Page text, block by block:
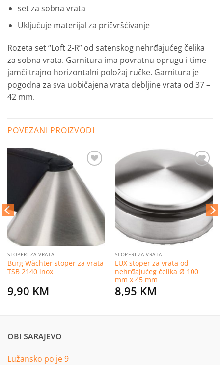
set za sobna vrata
Uključuje materijal za pričvršćivanje
Rozeta set “Loft 2-R” od satenskog nehrđajućeg čelika
za sobna vrata. Garnitura ima povratnu oprugu i time
jamči trajno horizontalni položaj ručke. Garnitura je
pogodna za sva uobičajena vrata debljine vrata od 37 –
42 mm.
POVEZANI PROIZVODI
listu
želja
STOPERI ZA VRATA
Burg Wächter stoper za vrata
TSB 2140 inox
9,90 KM
Dodaj
listu
želja
STOPERI ZA VRATA
LUX stoper za vrata od
nehrđajućeg čelika Ø 100
mm x 45 mm
8,95 KM
OBI SARAJEVO
Lužansko polje 9